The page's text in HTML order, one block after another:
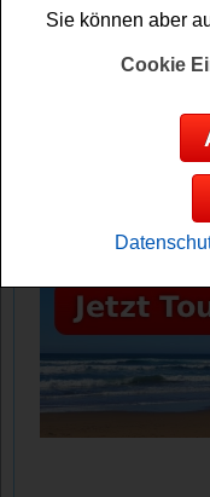
Produktset
Sie können aber
Cookie